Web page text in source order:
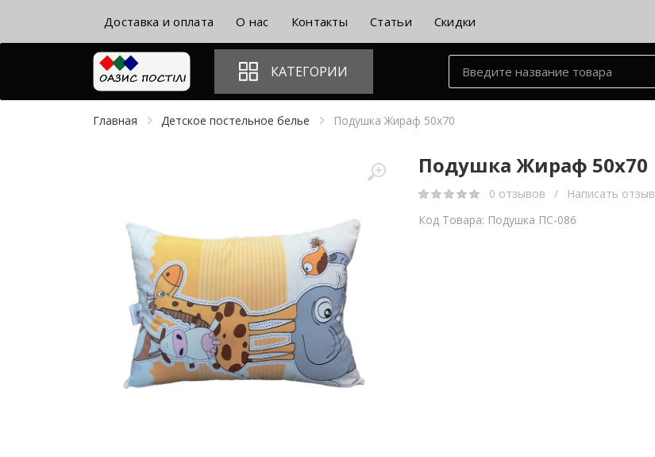
Доставка и оплата О нас Контакты Статьи Скидки
КАТЕГОРИИ
Главная Детское постельное белье Подушка Жираф 50х70
Подушка Жираф 50х70
0 отзывов /
Написать отзыв
Код Товара: Подушка ПС-086